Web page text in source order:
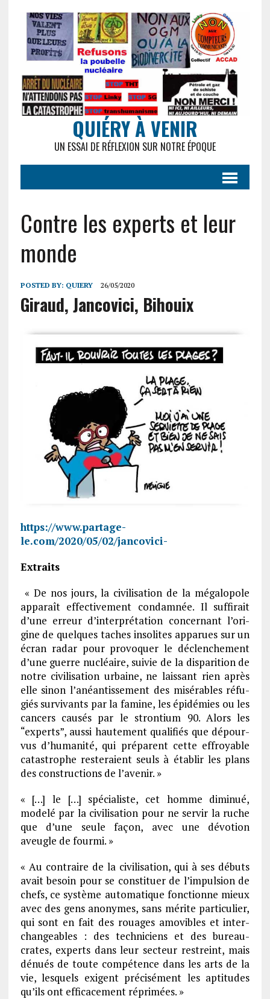
QUIÉRY À VENIR
UN ESSAI DE RÉFLEXION SUR NOTRE ÉPOQUE
Contre les experts et leur
monde
POSTED BY: QUIERY 26/05/2020
Giraud, Janco­vici, Bihouix
https://www.partage-
le.com/2020/05/02/jancovici-
Extraits
« De nos jours, la civi­li­sa­tion de la méga­lo­pole
appa­raît effec­ti­ve­ment condam­née. Il suffi­rait
d’une erreur d’in­ter­pré­ta­tion concer­nant l’ori­
gine de quelques taches inso­lites appa­rues sur un
écran radar pour provoquer le déclen­che­ment
d’une guerre nucléaire, suivie de la dispa­ri­tion de
notre civi­li­sa­tion urbaine, ne lais­sant rien après
elle sinon l’anéan­tis­se­ment des misé­rables réfu­
giés survi­vants par la famine, les épidé­mies ou les
cancers causés par le stron­tium 90. Alors les
“experts”, aussi haute­ment quali­fiés que dépour­
vus d’hu­ma­nité, qui préparent cette effroyable
catas­trophe reste­raient seuls à établir les plans
des construc­tions de l’ave­nir. »
« […] le […] spécia­liste, cet homme dimi­nué,
modelé par la civi­li­sa­tion pour ne servir la ruche
que d’une seule façon, avec une dévo­tion
aveugle de fourmi. »
« Au contraire de la civi­li­sa­tion, qui à ses débuts
avait besoin pour se consti­tuer de l’im­pul­sion de
chefs, ce système auto­ma­tique fonc­tionne mieux
avec des gens anonymes, sans mérite parti­cu­lier,
qui sont en fait des rouages amovibles et inter­
chan­geables : des tech­ni­ciens et des bureau­
crates, experts dans leur secteur restreint, mais
dénués de toute compé­tence dans les arts de la
vie, lesquels exigent préci­sé­ment les apti­tudes
qu’ils ont effi­ca­ce­ment répri­mées. »